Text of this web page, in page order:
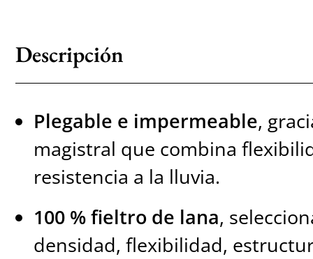
Descripción
Plegable e impermeable,
magistral que combina
resistencia a la lluvia.
100 % fieltro de lana,
densidad, flexibilidad,